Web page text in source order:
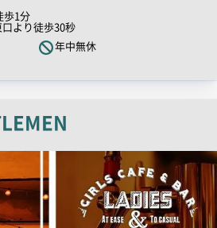
歩1分
より徒歩30秒
年中無休